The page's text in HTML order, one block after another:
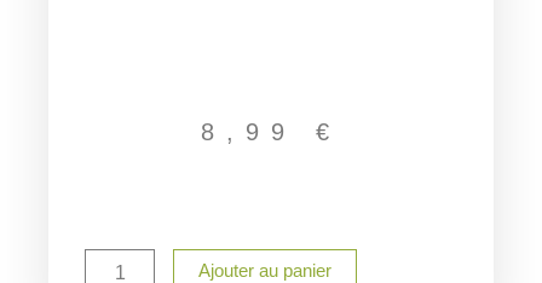
8,99 €
Ajouter au panier